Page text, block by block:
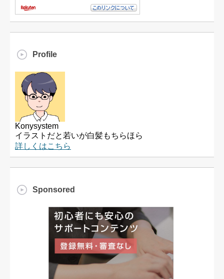
Profile
Konysystem
イラストだと若いが白髪もちらほら
詳しくはこちら
Sponsored